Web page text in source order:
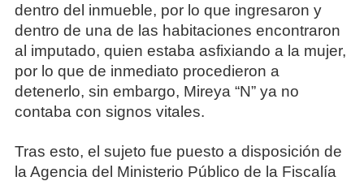
dentro del inmueble, por lo que ingresaron y
dentro de una de las habitaciones encontraron
al imputado, quien estaba asfixiando a la mujer,
por lo que de inmediato procedieron a
detenerlo, sin embargo, Mireya “N” ya no
contaba con signos vitales.
Tras esto, el sujeto fue puesto a disposición de
la Agencia del Ministerio Público de la Fiscalía